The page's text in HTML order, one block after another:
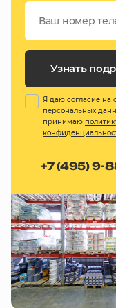
Узнать
Я даю согласие на
персональных
принимаю
+7 (495) 9-